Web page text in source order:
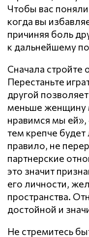
Чтобы вас
когда вы
причиняя боль
к дальнейшему
Сначала стройте
Перестаньте
другой
меньше
нравимся мы
тем крепче
правило, не
партнерские
это значит
его личности,
пространства.
достойной и
Не стремитесь